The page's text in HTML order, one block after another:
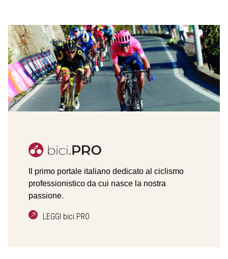
Il primo portale italiano dedicato al ciclismo
professionistico da cui nasce la nostra
passione.
LEGGI bici.PRO